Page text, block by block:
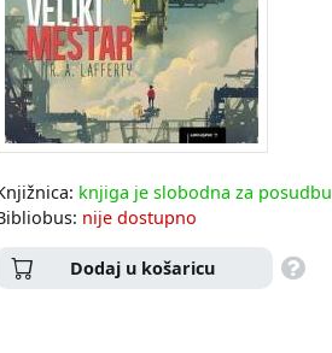
knjiga je slobodna za posudbu
nije dostupno
Dodaj u košaricu